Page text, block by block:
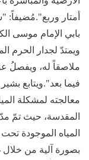
أمتار
بابي الإمام موسى
ويمتدّ لجدار الحرم
ملاصقاً له، ويفصلُ
فيما بعد".ويتابع
معالجته لمشكلة
المقدسة، حيث تمّ
المياه الموجودة